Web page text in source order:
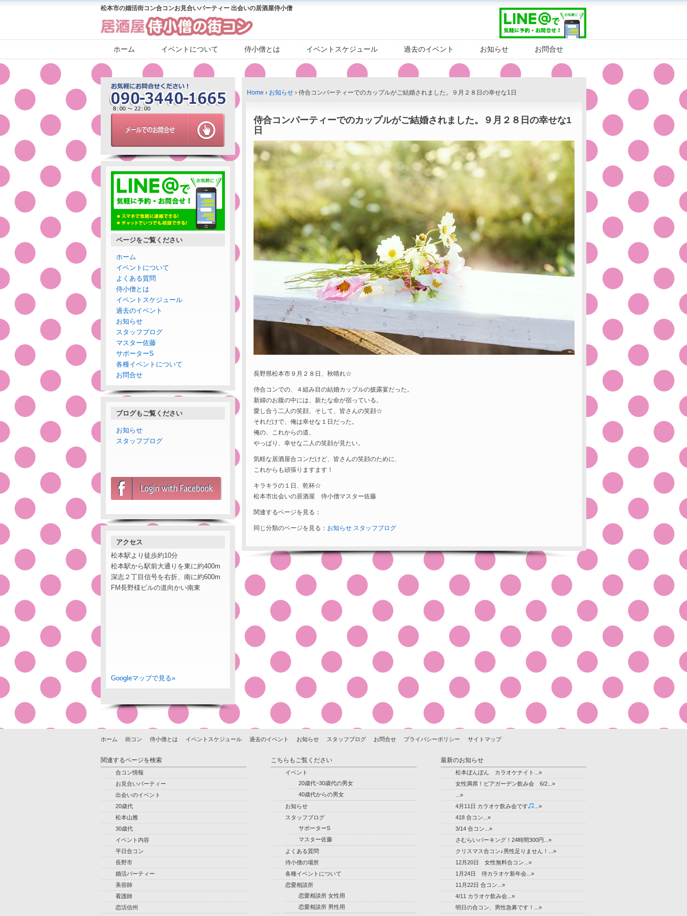
松本市の婚活街コン合コンお見合いパーティー 出会いの居酒屋侍小僧
ホーム イベントについて 侍小僧とは イベントスケジュール 過去のイベント お知らせ お問合せ
Home › お知らせ › 侍合コンパーティーでのカップルがご結婚されました。９月２８日の幸せな1日
侍合コンパーティーでのカップルがご結婚されました。９月２８日の幸せな1
日
長野県松本市９月２８日、秋晴れ☆
侍合コンでの、４組み目の結婚カップルの披露宴だった。
新婦のお腹の中には、新たな命が宿っている。
愛し合う二人の笑顔、そして、皆さんの笑顔☆
それだけで、俺は幸せな１日だった。
俺の、これからの道、
やっぱり、幸せな二人の笑顔が見たい。
気軽な居酒屋合コンだけど、皆さんの笑顔のために、
これからも頑張りますます！
キラキラの１日、乾杯☆
松本市出会いの居酒屋 侍小僧マスター佐藤
関連するページを見る：
同じ分類のページを見る： お知らせ スタッフブログ
ページをご覧ください
ホーム
イベントについて
よくある質問
侍小僧とは
イベントスケジュール
過去のイベント
お知らせ
スタッフブログ
マスター佐藤
サポーターS
各種イベントについて
お問合せ
ブログもご覧ください
お知らせ
スタッフブログ
アクセス
松本駅より徒歩約10分
松本駅から駅前大通りを東に約400m
深志２丁目信号を右折、南に約600m
FM長野様ビルの道向かい南東
Googleマップで見る»
ホーム 街コン 侍小僧とは イベントスケジュール 過去のイベント お知らせ スタッフブログ お問合せ プライバシーポリシー サイトマップ
関連するページを検索
合コン情報
お見合いパーティー
出会いのイベント
20歳代
松本山雅
30歳代
イベント内容
平日合コン
長野市
婚活パーティー
美容師
看護師
恋活信州
こちらもご覧ください
イベント
20歳代~30歳代の男女
40歳代からの男女
お知らせ
スタッフブログ
サポーターS
マスター佐藤
よくある質問
侍小僧の場所
各種イベントについて
恋愛相談所
恋愛相談所 女性用
恋愛相談所 男性用
最新のお知らせ
松本ぼんぼん カラオケナイト...»
女性満席！ビアガーデン飲み会 6/2...»
...»
4月11日 カラオケ飲み会です
...»
418 合コン...»
3/14 合コン...»
さむらいパーキング！24時間300円...»
クリスマス合コン♪男性足りません！...»
12月20日 女性無料合コン...»
1月24日 侍カラオケ新年会...»
11月22日 合コン...»
4/11 カラオケ飲み会...»
明日の合コン、男性急募です！...»